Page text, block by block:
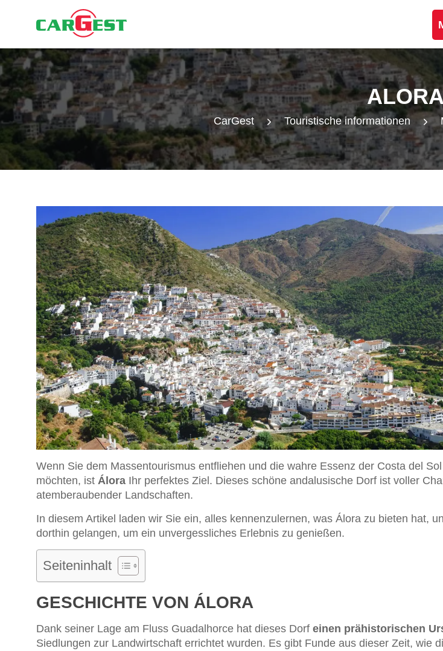
CarGest Touristische informationen
Wenn Sie dem Massentourismus entfliehen und die wahre Essenz der Costa del
möchten, ist Álora Ihr perfektes Ziel. Dieses schöne andalusische Dorf ist voller
atemberaubender Landschaften.
In diesem Artikel laden wir Sie ein, alles kennenzulernen, was Álora zu bieten hat,
dorthin gelangen, um ein unvergessliches Erlebnis zu genießen.
Seiteninhalt
GESCHICHTE VON ÁLORA
Dank seiner Lage am Fluss Guadalhorce hat dieses Dorf einen prähistorischen
Siedlungen zur Landwirtschaft errichtet wurden. Es gibt Funde aus dieser Zeit, wie